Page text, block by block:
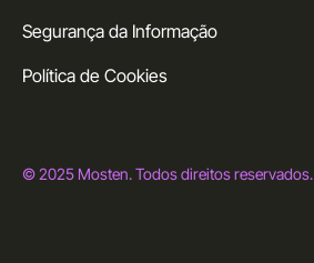
Segurança da Informação
Política de Cookies
© 2025 Mosten. Todos direitos reservados.